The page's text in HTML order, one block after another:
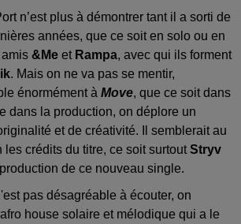
n’est plus à démontrer tant il a sorti de
années, que ce soit en solo ou en
&Me et Rampa, avec qui ils forment
. Mais on ne va pas se mentir,
énormément à Move, que ce soit dans
dans la production, on déplore un
et de créativité. Il semblerait au
les crédits du titre, ce soit surtoutStryv
de ce nouveau single.
pas désagréable à écouter, on
house solaire et mélodique qui a le